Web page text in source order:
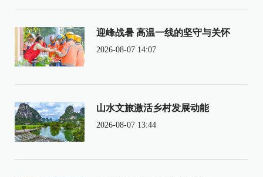
迎峰战暑 高温一线的坚守与关怀
2026-08-07 14:07
山水文旅激活乡村发展动能
2026-08-07 13:44